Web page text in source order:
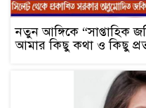
নতুন আঙ্গিকে “সাপ্তাহিক
আমার কিছু কথা ও কিছু